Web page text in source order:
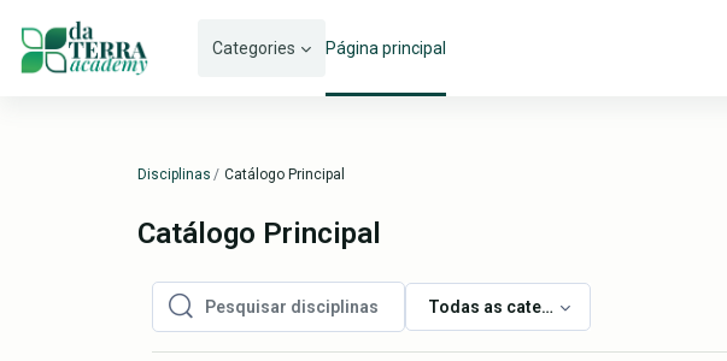
Categories Página principal
Disciplinas Catálogo Principal
Catálogo Principal
Pesquisar disciplinas
Pesquisar disciplinas
Todas as categorias